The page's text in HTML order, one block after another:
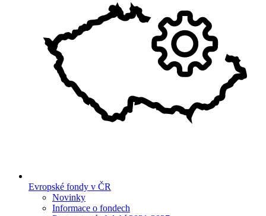
Evropské fondy v ČR
Novinky
Informace o fondech